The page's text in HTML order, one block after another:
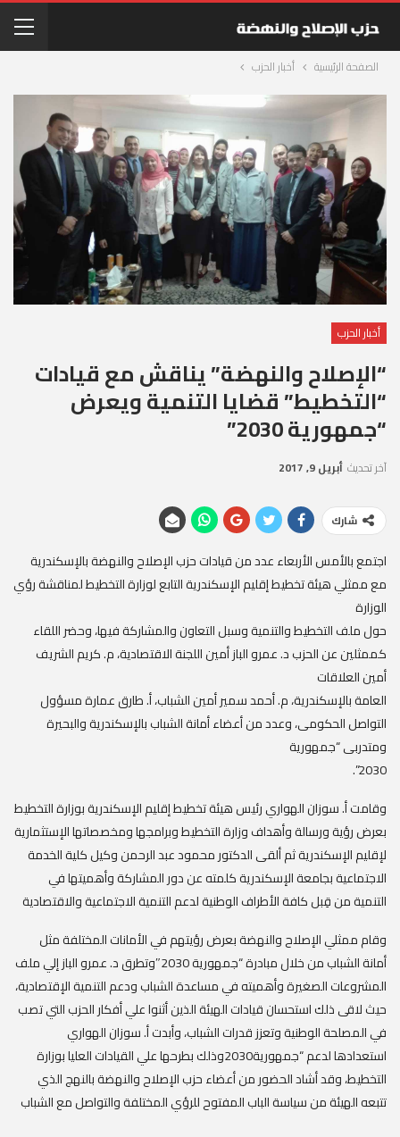
الصفحة الرئيسية أخبار الحزب
أخبار الحزب
“الإصلاح والنهضة” يناقش مع قيادات
“التخطيط” قضايا التنمية ويعرض
“جمهورية 2030”
آخر تحديث أبريل 9, 2017
شارك
اجتمع بالأمس الأربعاء عدد من قيادات حزب الإصلاح والنهضة بالإسكندرية
مع ممثلي هيئة تخطيط إقليم الإسكندرية التابع لوزارة التخطيط لمناقشة رؤي
الوزارة
حول ملف التخطيط والتنمية وسبل التعاون والمشاركة فيها، وحضر اللقاء
كممثلين عن الحزب د. عمرو الباز أمين اللجنة الاقتصادية، م. كريم الشريف
أمين العلاقات
العامة بالإسكندرية، م. أحمد سمير أمين الشباب، أ. طارق عمارة مسؤول
التواصل الحكومى، وعدد من أعضاء أمانة الشباب بالإسكندرية والبحيرة
ومتدربى “جمهورية
2030”.
وقامت أ. سوزان الهواري رئيس هيئة تخطيط إقليم الإسكندرية بوزارة التخطيط
بعرض رؤية ورسالة وأهداف وزارة التخطيط وبرامجها ومخصصاتها الإستثمارية
لإقليم الإسكندرية ثم ألقى الدكتور محمود عبد الرحمن وكيل كلية الخدمة
الاجتماعية بجامعة الإسكندرية كلمته عن دور المشاركة وأهميتها في
التنمية من قِبل كافة الأطراف الوطنية لدعم التنمية الاجتماعية والاقتصادية
وقام ممثلي الإصلاح والنهضة بعرض رؤيتهم في الأمانات المختلفة مثل
أمانة الشباب من خلال مبادرة “جمهورية 2030″وتطرق د. عمرو الباز إلي ملف
المشروعات الصغيرة وأهميته في مساعدة الشباب ودعم التنمية الإقتصادية،
حيث لاقى ذلك استحسان قيادات الهيئة الذين أثنوا علي أفكار الحزب التي تصب
في المصلحة الوطنية وتعزز قدرات الشباب، وأبدت أ. سوزان الهواري
استعدادها لدعم “جمهورية2030وذلك بطرحها علي القيادات العليا بوزارة
التخطيط، وقد أشاد الحضور من أعضاء حزب الإصلاح والنهضة بالنهج الذي
تتبعه الهيئة من سياسة الباب المفتوح للرؤي المختلفة والتواصل مع الشباب